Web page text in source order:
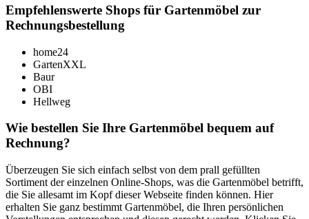
Empfehlenswerte Shops für Gartenmöbel zur
Rechnungsbestellung
home24
GartenXXL
Baur
OBI
Hellweg
Wie bestellen Sie Ihre Gartenmöbel bequem auf
Rechnung?
Überzeugen Sie sich einfach selbst von dem prall gefüllten
Sortiment der einzelnen Online-Shops, was die Gartenmöbel betrifft,
die Sie allesamt im Kopf dieser Webseite finden können. Hier
erhalten Sie ganz bestimmt Gartenmöbel, die Ihren persönlichen